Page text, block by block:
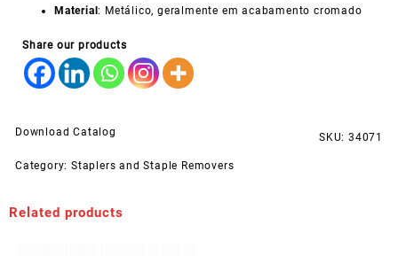
Material: Metálico, geralmente em acabamento cromado
Share our products
Download Catalog SKU: 34071
Category: Staplers and Staple Removers
Related products